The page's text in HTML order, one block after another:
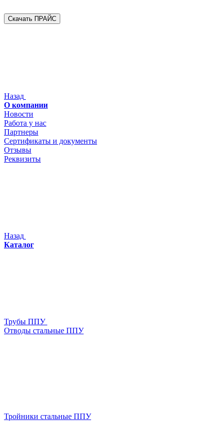
Скачать ПРАЙС
Назад
О компании
Новости
Работа у нас
Партнеры
Сертификаты и документы
Отзывы
Реквизиты
Назад
Каталог
Трубы ППУ
Отводы стальные ППУ
Тройники стальные ППУ